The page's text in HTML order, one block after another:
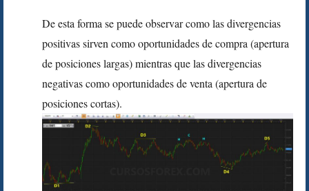
De esta forma se puede observar como las divergencias
positivas sirven como oportunidades de compra (apertura
de posiciones largas) mientras que las divergencias
negativas como oportunidades de venta (apertura de
posiciones cortas).